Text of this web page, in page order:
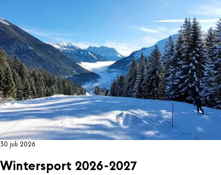
30 juli 2026
Wintersport 2026-2027